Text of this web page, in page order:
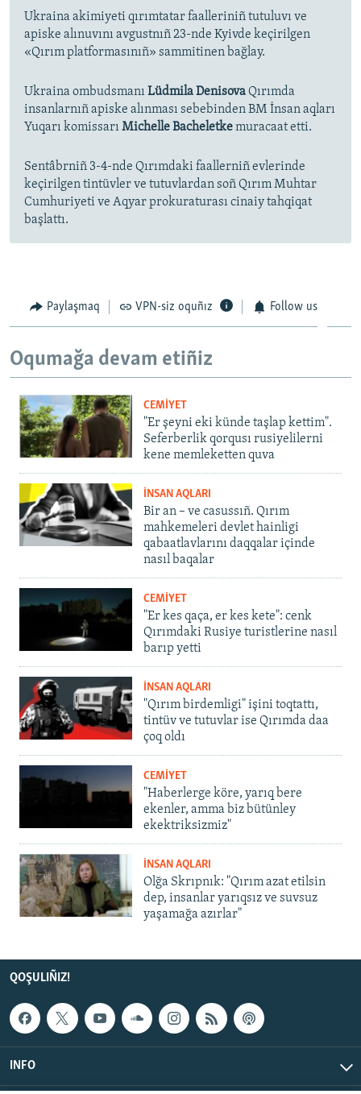
Ukraina akimiyeti qırımtatar faalleriniñ tutuluvı ve
apiske alınuvını avgustnıñ 23-nde Kyivde keçirilgen
«Qırım platformasınıñ» sammitinen bağlay.
Ukraina ombudsmanı Lüdmila DenisovaQırımda
insanlarnıñ apiske alınması sebebinden BM İnsan aqları
Yuqarı komissarı Michelle Bacheletkemuracaat etti.
Sentâbrniñ 3-4-nde Qırımdaki faallerniñ evlerinde
keçirilgen tintüvler ve tutuvlardan soñ Qırım Muhtar
Cumhuriyeti ve Aqyar prokuraturası cinaiy tahqiqat
başlattı.
Paylaşmaq VPN-siz oquñız Follow us
Oqumağa devam etiñiz
CEMİYET
"Er şeyni eki künde taşlap kettim".
Seferberlik qorqusı rusiyelilerni
kene memleketten quva
İNSAN AQLARI
Bir an – ve casussıñ. Qırım
mahkemeleri devlet hainligi
qabaatlavlarını daqqalar içinde
nasıl baqalar
CEMİYET
"Er kes qaça, er kes kete": cenk
Qırımdaki Rusiye turistlerine nasıl
barıp yetti
İNSAN AQLARI
"Qırım birdemligi" işini toqtattı,
tintüv ve tutuvlar ise Qırımda daa
çoq oldı
CEMİYET
"Haberlerge köre, yarıq bere
ekenler, amma biz bütünley
ekektriksizmiz"
İNSAN AQLARI
Olğa Skrıpnık: "Qırım azat etilsin
dep, insanlar yarıqsız ve suvsuz
yaşamağa azırlar"
QOŞULIÑIZ!
INFO